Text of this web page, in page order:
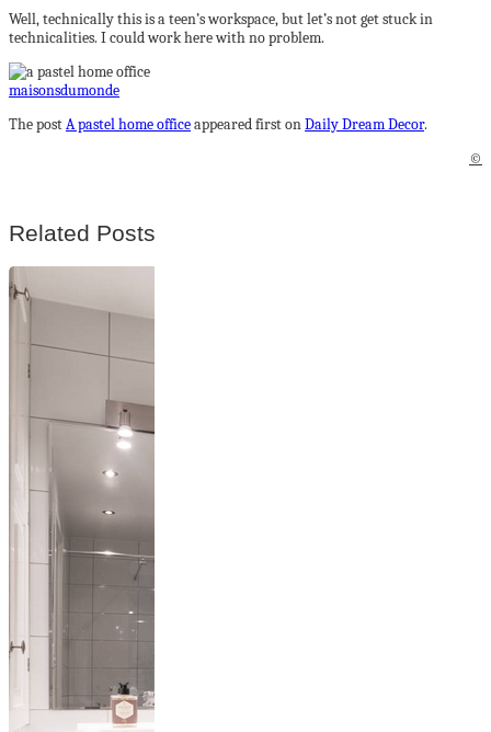
Well, technically this is a teen’s workspace, but let’s not get stuck in
technicalities. I could work here with no problem.
maisonsdumonde
The postA pastel home officeappeared first onDaily Dream Decor.
©
Related Posts